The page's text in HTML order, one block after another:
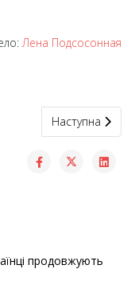
Лена Подсосонная
багатоденний
Наступна
Наступна
продовжують